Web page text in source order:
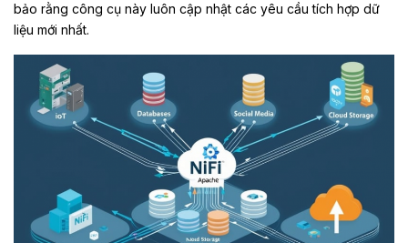
bảo rằng công cụ này luôn cập nhật các yêu cầu tích hợp dữ
liệu mới nhất.